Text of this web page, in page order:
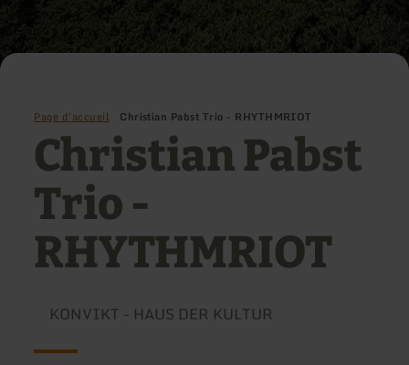
Page d'accueil Christian Pabst Trio - RHYTHMRIOT
Christian Pabst
Trio -
RHYTHMRIOT
KONVIKT - HAUS DER KULTUR